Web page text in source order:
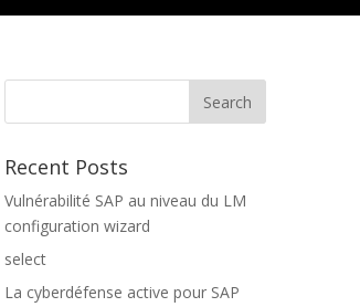
Recent Posts
Vulnérabilité SAP au niveau du LM
configuration wizard
select
La cyberdéfense active pour SAP